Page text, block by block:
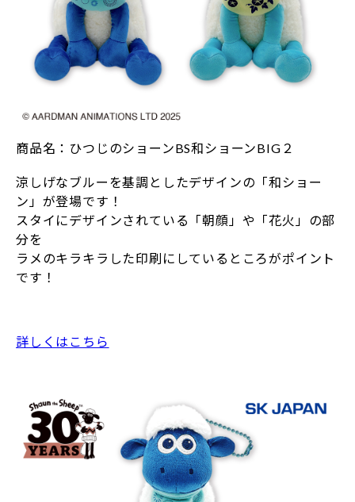
商品名：ひつじのショーンBS和ショーンBIG２
涼しげなブルーを基調としたデザインの「和ショー
ン」が登場です！
スタイにデザインされている「朝顔」や「花火」の部
分を
ラメのキラキラした印刷にしているところがポイント
です！
詳しくはこちら